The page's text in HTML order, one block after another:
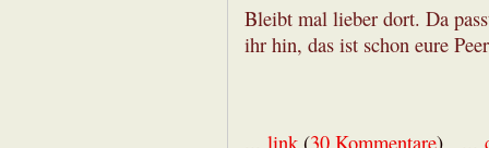
Bleibt mal lieber dort. Da
ihr hin, das ist schon eure
... link (30 Kommentare) ...